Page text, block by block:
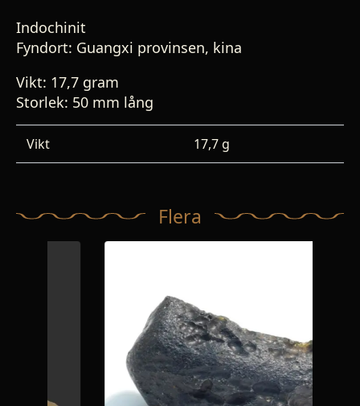
Indochinit
Fyndort: Guangxi provinsen, kina
Vikt: 17,7 gram
Storlek: 50 mm lång
Vikt 17,7 g
Flera